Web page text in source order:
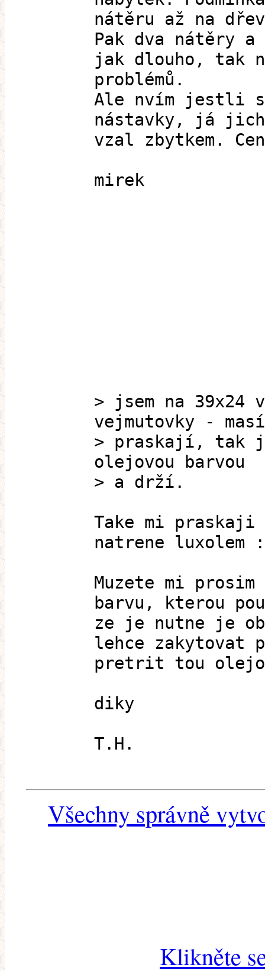
nátěru až na
Pak dva nátěry
jak dlouho, tak
problémů.
Ale nvím jestli
nástavky, já jich
vzal zbytkem.
mirek
> jsem na 39x24
vejmutovky -
> praskají, tak
olejovou barvou
> a drží.
Take mi praskaji
natrene luxolem
Muzete mi
barvu, kterou
ze je nutne je
lehce zakytovat
pretrit tou
diky
T.H.
Všechny správně
Klikněte